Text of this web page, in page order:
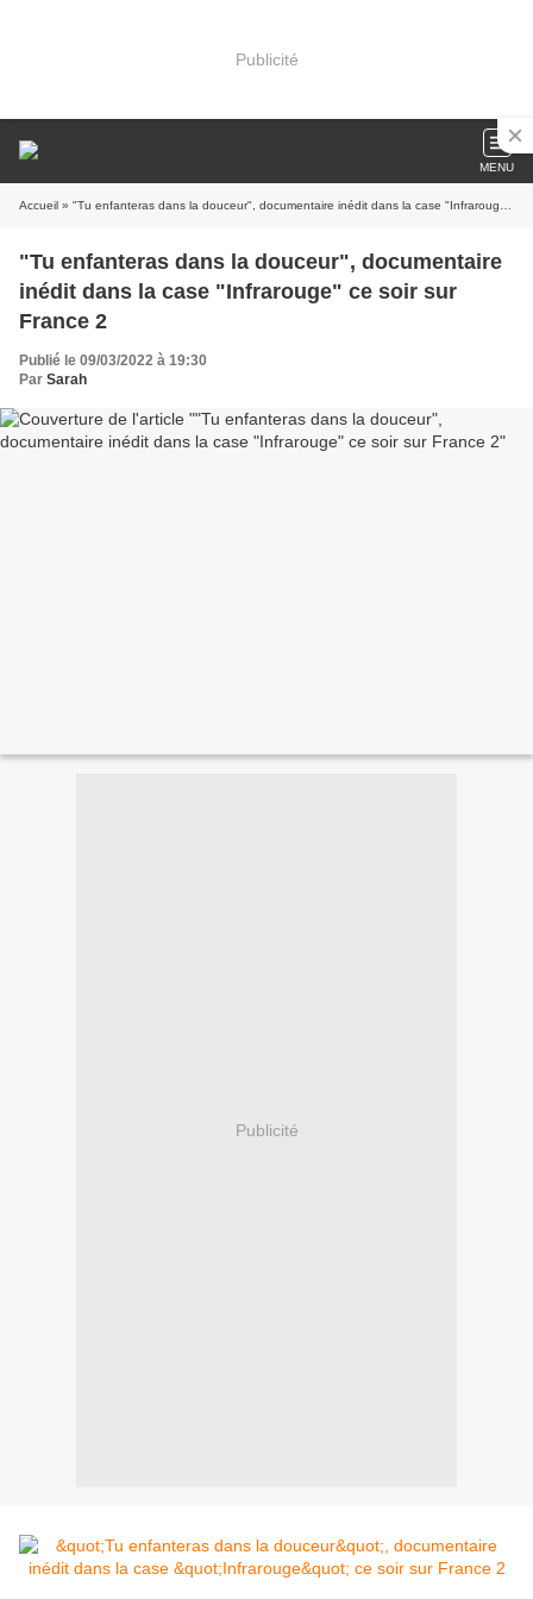
Publicité
MENU
Accueil » "Tu enfanteras dans la douceur", documentaire inédit dans la case "Infrarouge" ce soir sur France 2
"Tu enfanteras dans la douceur", documentaire
inédit dans la case "Infrarouge" ce soir sur
France 2
Publié le 09/03/2022 à 19:30
Par Sarah
Publicité